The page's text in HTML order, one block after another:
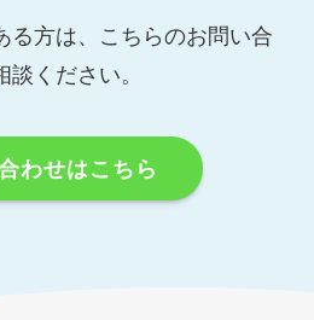
る方は、こちらのお問い合
ください。
わせはこちら